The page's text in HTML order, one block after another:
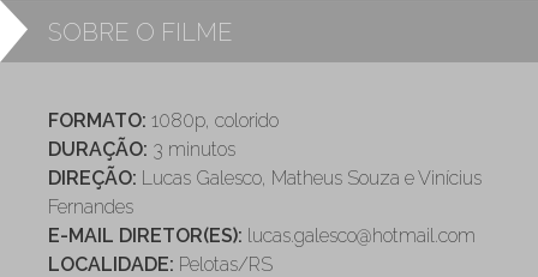
SOBRE O FILME
FORMATO: 1080p, colorido
DURAÇÃO: 3 minutos
DIREÇÃO: Lucas Galesco, Matheus Souza e Vinícius
Fernandes
E-MAIL DIRETOR(ES): lucas.galesco@hotmail.com
LOCALIDADE: Pelotas/RS